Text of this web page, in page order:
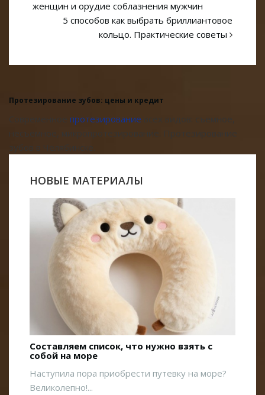
женщин и орудие соблазнения мужчин
5 способов как выбрать бриллиантовое
кольцо. Практические советы
Протезирование зубов: цены и кредит
протезирование
несъемное, микропротезирование. Протезирование
зубов в Челябинске.
НОВЫЕ МАТЕРИАЛЫ
Составляем список, что нужно взять с
собой на море
Наступила пора приобрести путевку на море?
Великолепно!...